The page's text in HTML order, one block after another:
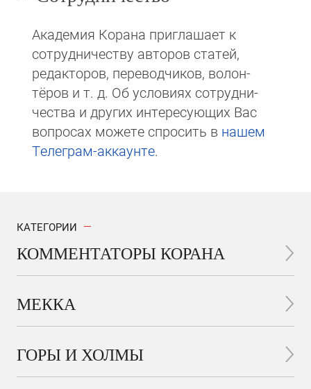
Академия Корана при­гла­ша­ет к
сотруд­ни­чест­ву авторов статей,
редакто­ров, пере­вод­чи­ков, волон­
тёров и т. д. Об ус­ло­виях сотрудни­
чест­ва и других интере­сую­щих Вас
вопросах мо­же­те спросить в на­шем
Те­ле­грам-ак­каунте.
КАТЕГОРИИ
КОММЕНТАТОРЫ КОРАНА
МЕККА
ГОРЫ И ХОЛМЫ